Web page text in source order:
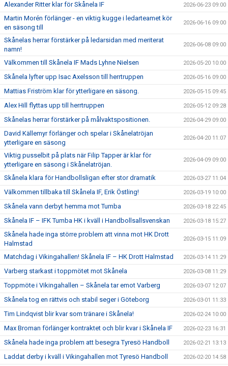
Alexander Ritter klar för Skånela IF 2026-06-23 09:00
Martin Morén förlänger - en viktig kugge i ledarteamet kör
en säsong till
2026-06-16 09:00
Skånelas herrar förstärker på ledarsidan med meriterat
namn!
2026-06-08 09:00
Välkommen till Skånela IF Mads Lyhne Nielsen 2026-05-20 10:00
Skånela lyfter upp Isac Axelsson till herrtruppen 2026-05-16 09:00
Mattias Friström klar för ytterligare en säsong. 2026-05-15 09:45
Alex Hill flyttas upp till herrtruppen 2026-05-12 09:28
Skånelas herrar förstärker på målvaktspositionen. 2026-04-29 09:00
David Källemyr förlänger och spelar i Skånelatröjan
ytterligare en säsong
2026-04-20 11:07
Viktig pusselbit på plats när Filip Tapper är klar för
ytterligare en säsong i Skånelatröjan.
2026-04-09 09:00
Skånela klara för Handbollsligan efter stor dramatik 2026-03-27 11:04
Välkommen tillbaka till Skånela IF, Erik Östling! 2026-03-19 10:00
Skånela vann derbyt hemma mot Tumba 2026-03-18 22:45
Skånela IF – IFK Tumba HK i kväll i Handbollsallsvenskan 2026-03-18 15:27
Skånela hade inga större problem att vinna mot HK Drott
Halmstad
2026-03-15 11:09
Matchdag i Vikingahallen! Skånela IF – HK Drott Halmstad 2026-03-14 11:29
Varberg starkast i toppmötet mot Skånela 2026-03-08 11:29
Toppmöte i Vikingahallen – Skånela tar emot Varberg 2026-03-07 12:07
Skånela tog en rättvis och stabil seger i Göteborg 2026-03-01 11:33
Tim Lindqvist blir kvar som tränare i Skånela! 2026-02-24 10:00
Max Broman förlänger kontraktet och blir kvar i Skånela IF 2026-02-23 16:31
Skånela hade inga problem att besegra Tyresö Handboll 2026-02-21 13:13
Laddat derby i kväll i Vikingahallen mot Tyresö Handboll 2026-02-20 14:58